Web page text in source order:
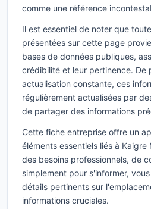
comme une référence
Il est essentiel de noter que
présentées sur cette page
bases de données publiques,
crédibilité et leur pertinence. De
actualisation constante, ces
régulièrement actualisées par
de partager des informations
Cette fiche entreprise offre un
éléments essentiels liés à
des besoins professionnels, de
simplement pour s'informer,
détails pertinents sur
informations cruciales.